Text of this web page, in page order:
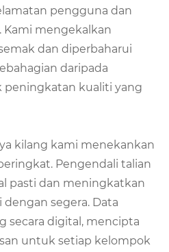
pengguna dan
mengekalkan
dan diperbaharui
daripada
kualiti yang
kilang kami menekankan
Pengendali talian
pasti dan meningkatkan
segera. Data
secara digital, mencipta
untuk setiap kelompok